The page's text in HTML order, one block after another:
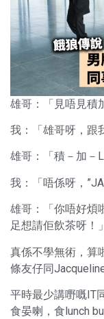
雄哥：「見唔見積
我：「雄哥呀，跟
雄哥：「積－加－
我：「唔係呀，
雄哥：「你唔好煩
足想請佢飲茶呀！」
真係不學無術，算
條友仔同
平時最少講嘢嘅IT
食晏喇，食lunch